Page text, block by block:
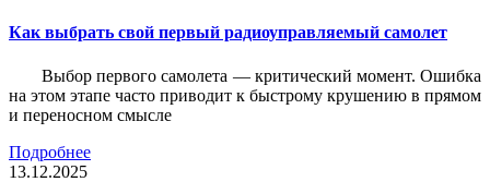
Как выбрать свой первый радиоуправляемый самолет
Выбор первого самолета — критический момент. Ошибка
на этом этапе часто приводит к быстрому крушению в прямом
и переносном смысле
Подробнее
13.12.2025